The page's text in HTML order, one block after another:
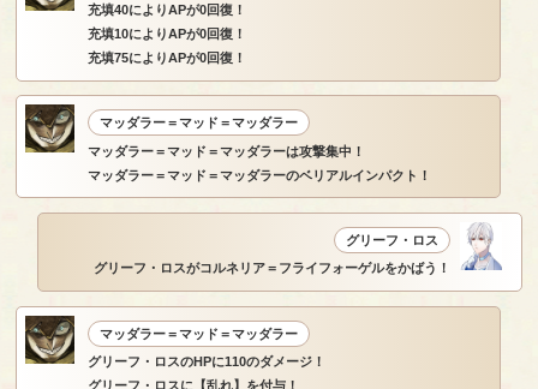
充填40によりAPが0回復！
充填10によりAPが0回復！
充填75によりAPが0回復！
マッダラー＝マッド＝マッダラー
マッダラー＝マッド＝マッダラーは攻撃集中！
マッダラー＝マッド＝マッダラーのベリアルインパクト！
グリーフ・ロス
グリーフ・ロスがコルネリア＝フライフォーゲルをかばう！
マッダラー＝マッド＝マッダラー
グリーフ・ロスのHPに110のダメージ！
グリーフ・ロスに【乱れ】を付与！